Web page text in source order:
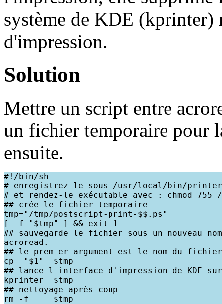
système de KDE (kprinter)
d'impression.
Solution
Mettre un script entre
un fichier temporaire pour
ensuite.
#!/bin/sh
# enregistrez-le sous /usr/local/bin/
# et rendez-le exécutable avec : chmod
## crée le fichier temporaire
tmp="/tmp/postscript-print-$$.ps"
[ -f "$tmp" ] && exit 1
## sauvegarde le fichier sous un nouveau
acroread.
## le premier argument est le nom du
cp  "$1"  $tmp
## lance l'interface d'impression de KDE
kprinter  $tmp
## nettoyage après coup
rm -f     $tmp